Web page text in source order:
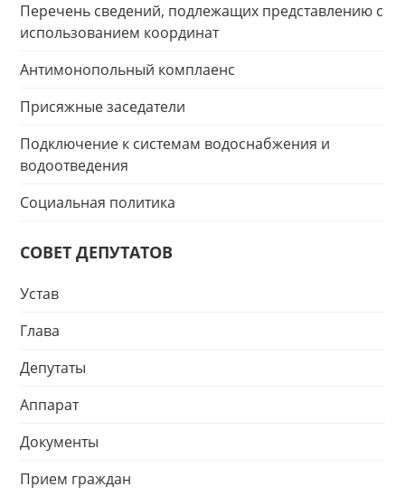
Перечень сведений, подлежащих представлению с
использованием координат
Антимонопольный комплаенс
Присяжные заседатели
Подключение к системам водоснабжения и
водоотведения
Социальная политика
СОВЕТ ДЕПУТАТОВ
Устав
Глава
Депутаты
Аппарат
Документы
Прием граждан